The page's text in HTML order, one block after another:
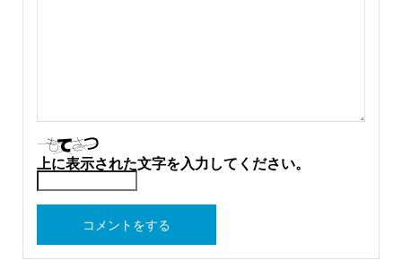
上に表示された文字を入力してください。